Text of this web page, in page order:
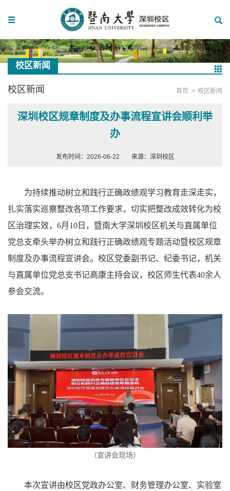
校区新闻
校区新闻 首页 > 校区新闻
深圳校区规章制度及办事流程宣讲会顺利举
办
发布时间：2026-06-22 来源：深圳校区
为持续推动树立和践行正确政绩观学习教育走深走实，
扎实落实巡察整改各项工作要求，切实把整改成效转化为校
区治理实效，6月10日，暨南大学深圳校区机关与直属单位
党总支牵头举办树立和践行正确政绩观专题活动暨校区规章
制度及办事流程宣讲会。校区党委副书记、纪委书记，机关
与直属单位党总支书记高康主持会议，校区师生代表40余人
参会交流。
（宣讲会现场）
本次宣讲由校区党政办公室、财务管理办公室、实验室